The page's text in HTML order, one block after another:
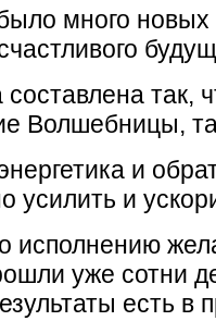
много
так,
Волшебницы,
и
усилить и
исполнению
уже сотни
есть в